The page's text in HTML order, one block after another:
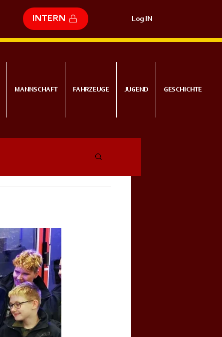
INTERN Log IN
MANNSCHAFT FAHRZEUGE JUGEND GESCHICHTE